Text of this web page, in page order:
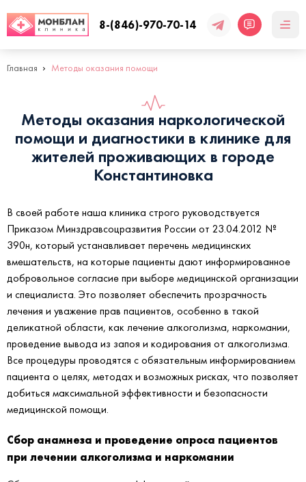
8-(846)-970-70-14
Главная Методы оказания помощи
Методы оказания наркологической
помощи и диагностики в клинике для
жителей проживающих в городе
Константиновка
В своей работе наша клиника строго руководствуется
Приказом Минздравсоцразвития России от 23.04.2012 №
390н, который устанавливает перечень медицинских
вмешательств, на которые пациенты дают информированное
добровольное согласие при выборе медицинской организации
и специалиста. Это позволяет обеспечить прозрачность
лечения и уважение прав пациентов, особенно в такой
деликатной области, как лечение алкоголизма, наркомании,
проведение вывода из запоя и кодирования от алкоголизма.
Все процедуры проводятся с обязательным информированием
пациента о целях, методах и возможных рисках, что позволяет
добиться максимальной эффективности и безопасности
медицинской помощи.
Сбор анамнеза и проведение опроса пациентов
при лечении алкоголизма и наркомании